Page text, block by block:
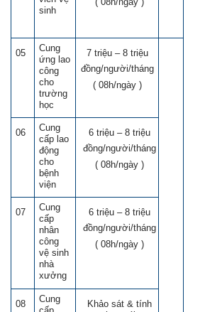
sinh
05
Cung
ứng lao
công
cho
trường
học
7 triệu – 8 triệu
đồng/người/tháng
( 08h/ngày )
06
Cung
cấp lao
động
cho
bệnh
viện
6 triệu – 8 triệu
đồng/người/tháng
( 08h/ngày )
07
Cung
cấp
nhân
công
vệ sinh
nhà
xưởng
6 triệu – 8 triệu
đồng/người/tháng
( 08h/ngày )
08
Cung
Khảo sát & tính